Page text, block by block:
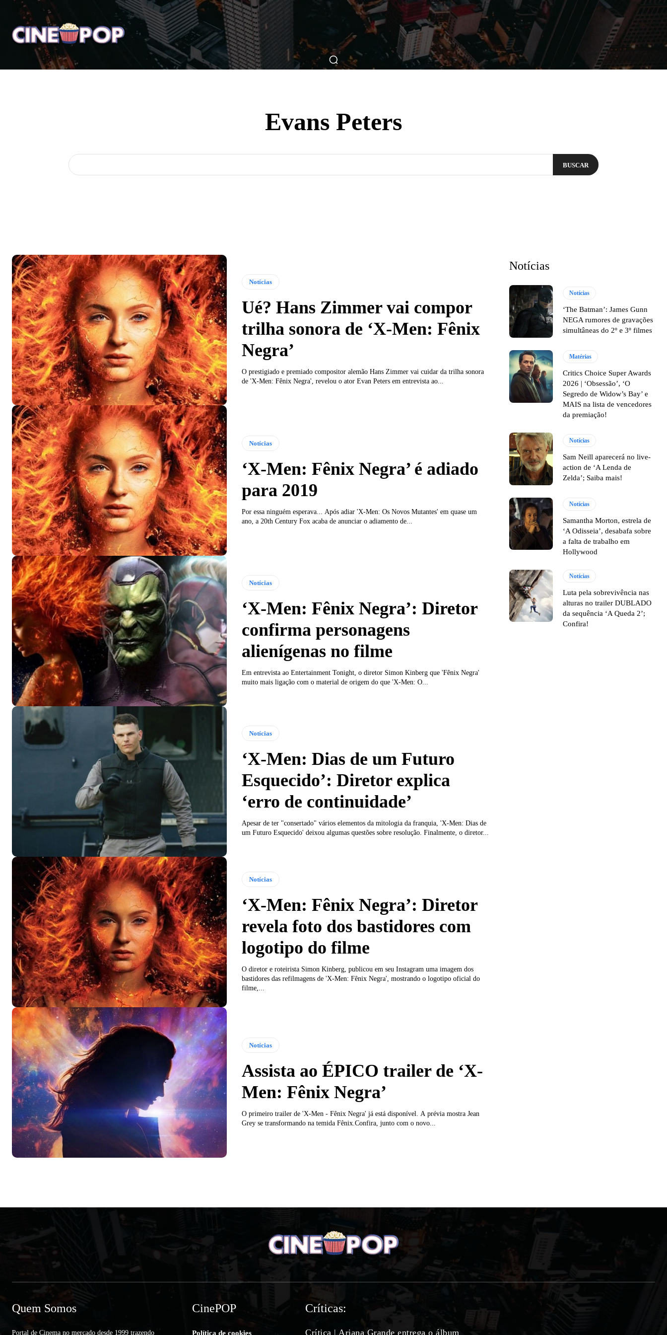
Home Notícias Críticas Breve Nos Cinemas Matérias Nos Cinemas Filmes Séries Música Gênero
Evans Peters
BUSCAR
Notícias
Ué? Hans Zimmer vai compor
trilha sonora de ‘X-Men: Fênix
Negra’
O prestigiado e premiado compositor alemão Hans Zimmer vai cuidar da trilha sonora
de 'X-Men: Fênix Negra', revelou o ator Evan Peters em entrevista ao...
Notícias
‘X-Men: Fênix Negra’ é adiado
para 2019
Por essa ninguém esperava... Após adiar 'X-Men: Os Novos Mutantes' em quase um
ano, a 20th Century Fox acaba de anunciar o adiamento de...
Notícias
‘X-Men: Fênix Negra’: Diretor
confirma personagens
alienígenas no filme
Em entrevista ao Entertainment Tonight, o diretor Simon Kinberg que 'Fênix Negra'
muito mais ligação com o material de origem do que 'X-Men: O...
Notícias
‘X-Men: Dias de um Futuro
Esquecido’: Diretor explica
‘erro de continuidade’
Apesar de ter "consertado" vários elementos da mitologia da franquia, 'X-Men: Dias de
um Futuro Esquecido' deixou algumas questões sobre resolução. Finalmente, o diretor...
Notícias
‘X-Men: Fênix Negra’: Diretor
revela foto dos bastidores com
logotipo do filme
O diretor e roteirista Simon Kinberg, publicou em seu Instagram uma imagem dos
bastidores das refilmagens de 'X-Men: Fênix Negra', mostrando o logotipo oficial do
filme,...
Notícias
Assista ao ÉPICO trailer de ‘X-
Men: Fênix Negra’
O primeiro trailer de 'X-Men - Fênix Negra' já está disponível. A prévia mostra Jean
Grey se transformando na temida Fênix.Confira, junto com o novo...
Notícias
Notícias
‘The Batman’: James Gunn
NEGA rumores de gravações
simultâneas do 2º e 3º filmes
Matérias
Critics Choice Super Awards
2026 | ‘Obsessão’, ‘O
Segredo de Widow’s Bay’ e
MAIS na lista de vencedores
da premiação!
Notícias
Sam Neill aparecerá no live-
action de ‘A Lenda de
Zelda’; Saiba mais!
Notícias
Samantha Morton, estrela de
‘A Odisseia’, desabafa sobre
a falta de trabalho em
Hollywood
Notícias
Luta pela sobrevivência nas
alturas no trailer DUBLADO
da sequência ‘A Queda 2’;
Confira!
Quem Somos
Portal de Cinema no mercado desde 1999 trazendo
CinePOP
Política de cookies
Críticas:
Crítica | Ariana Grande entrega o álbum